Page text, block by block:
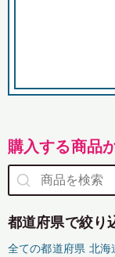
購入する商品
都道府県で絞り
全ての都道府県 北海